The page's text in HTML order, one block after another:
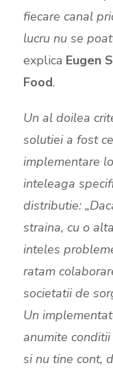
fiecare canal
lucru nu se
explica Eugen
Food.
Un al doilea
solutiei a fost
implementare
inteleaga
distributie:
straina, cu o
inteles
ratam
societatii de
Un
anumite
si nu tine cont,